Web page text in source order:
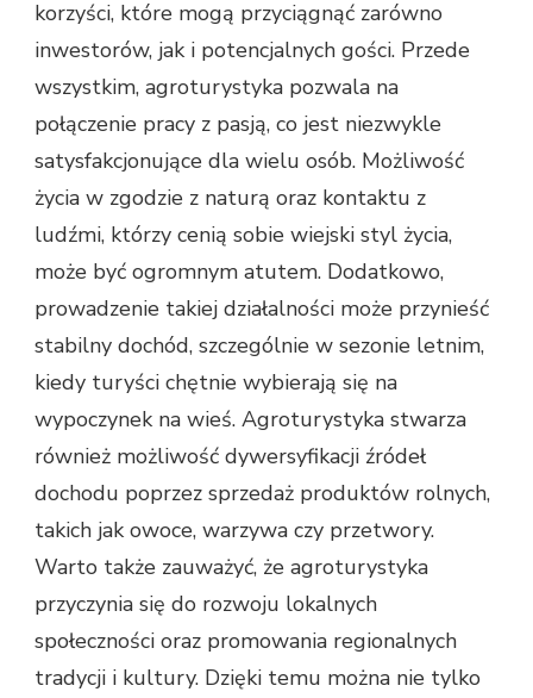
korzyści, które mogą przyciągnąć zarówno
inwestorów, jak i potencjalnych gości. Przede
wszystkim, agroturystyka pozwala na
połączenie pracy z pasją, co jest niezwykle
satysfakcjonujące dla wielu osób. Możliwość
życia w zgodzie z naturą oraz kontaktu z
ludźmi, którzy cenią sobie wiejski styl życia,
może być ogromnym atutem. Dodatkowo,
prowadzenie takiej działalności może przynieść
stabilny dochód, szczególnie w sezonie letnim,
kiedy turyści chętnie wybierają się na
wypoczynek na wieś. Agroturystyka stwarza
również możliwość dywersyfikacji źródeł
dochodu poprzez sprzedaż produktów rolnych,
takich jak owoce, warzywa czy przetwory.
Warto także zauważyć, że agroturystyka
przyczynia się do rozwoju lokalnych
społeczności oraz promowania regionalnych
tradycji i kultury. Dzięki temu można nie tylko